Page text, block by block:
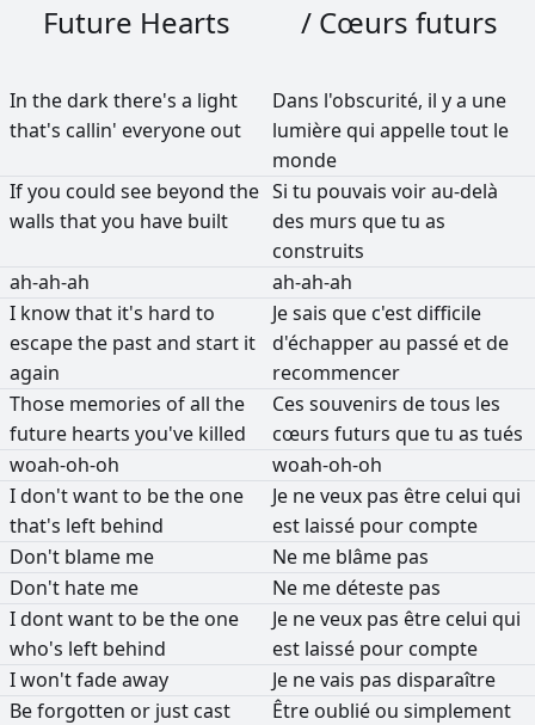
Future Hearts
/ Cœurs futurs
In thedarkthere's a light
that's callin' everyone out
Dans l'obscurité, il ya une
lumièrequi appelletout le
monde
Ifyou could see beyond the
walls thatyou have built
Si tu pouvais voirau-delà
des murs quetu as
construits
ah-ah-ah
ah-ah-ah
I knowthat it's hard to
escapethe pastand start it
again
Jesais que c'estdifficile
d'échapperau passé etde
recommencer
Those memories ofall the
future hearts you've killed
Ces souvenirs detous les
cœurs futurs quetu as tués
woah-oh-oh
woah-oh-oh
Idon'twantto bethe one
that's left behind
Je neveux pas être celui qui
est laissé pour compte
Don't blame me Ne me blâme pas
Don't hate me Ne medéteste pas
Idontwantto bethe one
who's left behind
Je neveux pas être celui qui
est laissé pour compte
Iwon'tfadeaway Je nevais pas disparaître
Beforgotten or just cast
Être oublié ou simplement